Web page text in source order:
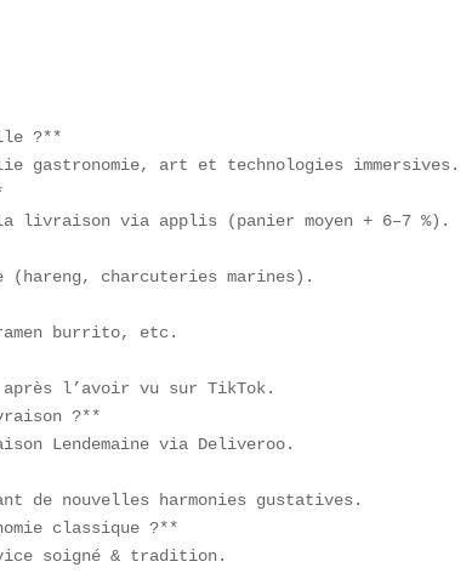
?**
gastronomie, art et technologies immersives.
livraison via applis (panier moyen + 6–7 %).
(hareng, charcuteries marines).
burrito, etc.
après l’avoir vu sur TikTok.
?**
Lendemaine via Deliveroo.
de nouvelles harmonies gustatives.
classique ?**
soigné & tradition.